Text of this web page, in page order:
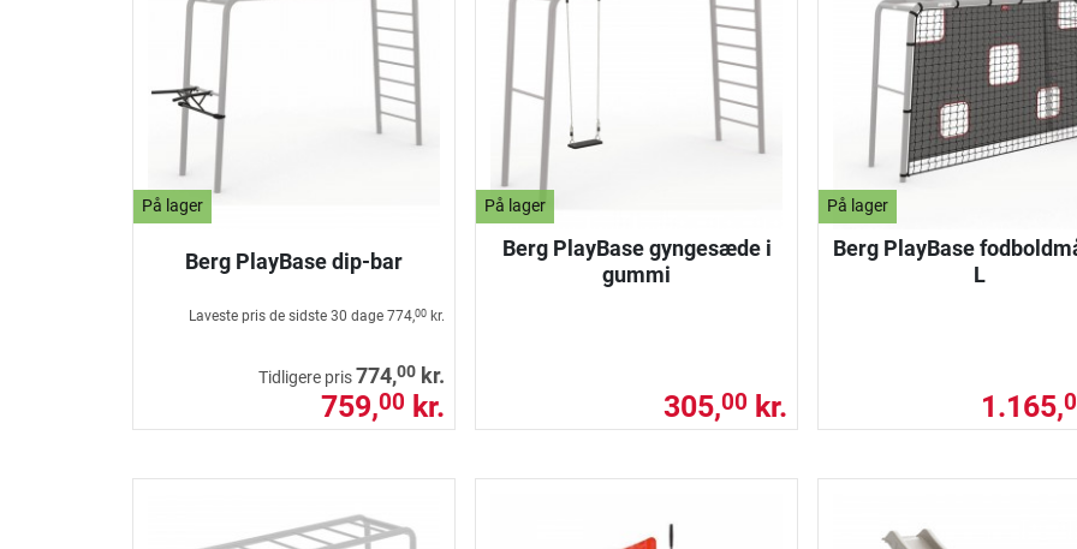
På lager
Berg PlayBase dip-bar
Laveste pris de sidste 30 dage 774,00 kr.
Tidligere pris774,00 kr.
759,00 kr.
På lager
Berg PlayBase gyngesæde i
gummi
305,00 kr.
På lager
Berg PlayBase
L
1.165,